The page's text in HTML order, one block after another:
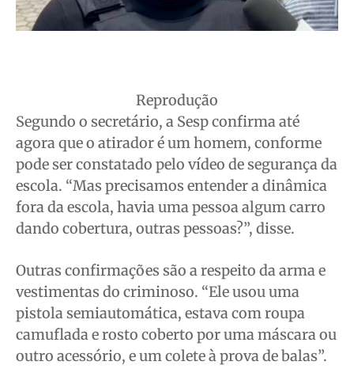
Reprodução
Segundo o secretário, a Sesp confirma até
agora que o atirador é um homem, conforme
pode ser constatado pelo vídeo de segurança da
escola. “Mas precisamos entender a dinâmica
fora da escola, havia uma pessoa algum carro
dando cobertura, outras pessoas?”, disse.
Outras confirmações são a respeito da arma e
vestimentas do criminoso. “Ele usou uma
pistola semiautomática, estava com roupa
camuflada e rosto coberto por uma máscara ou
outro acessório, e um colete à prova de balas”.